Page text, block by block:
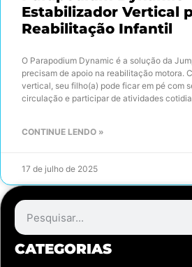
Estabilizador Vertical
Reabilitação Infantil
O Parapodium Dynamic é a solução da
precisam de apoio na reabilitação motora.
vertical, seu filho(a) pode ficar em pé com
circulação e participar de atividades
CONTINUE LENDO »
17 de julho de 2025
CATEGORIAS